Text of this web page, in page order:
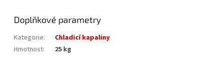
Doplňkové parametry
Kategorie:
Chladicí kapaliny
Hmotnost: 25 kg